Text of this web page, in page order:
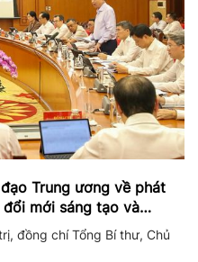
Trung ương về phát
mới sáng tạo và
đồng chí Tổng Bí thư, Chủ